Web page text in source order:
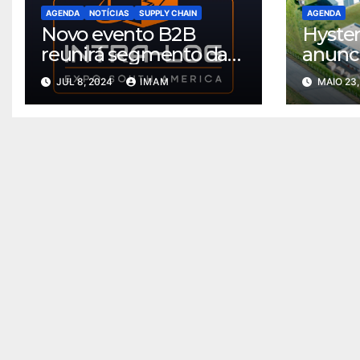
AGENDA NOTÍCIAS SUPPLY CHAIN
Novo evento B2B
reunirá segmento da
intralogística e
automação
JUL 8, 2024 IMAM
AGENDA
MAIO